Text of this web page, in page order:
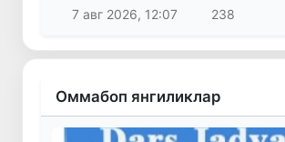
7 авг 2026, 12:07
238
Оммабоп янгиликлар